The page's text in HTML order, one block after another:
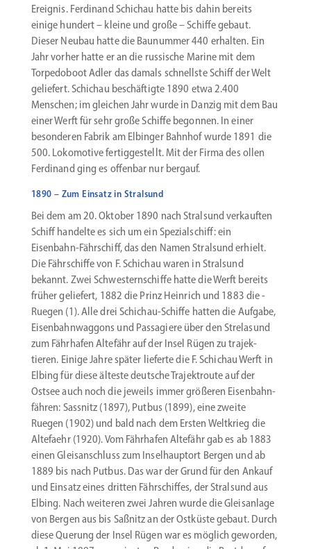
Ereignis. Ferdinand Schichau hatte bis dahin bereits
einige hundert – kleine und große – Schiffe gebaut.
Dieser Neubau hatte die Baunummer 440 erhalten. Ein
Jahr vorher hatte er an die russische Marine mit dem
Torpe­doboot Adler das damals schnellste Schiff der Welt
geliefert. Schichau beschäf­tigte 1890 etwa 2.400
Menschen; im gleichen Jahr wurde in Danzig mit dem Bau
einer Werft für sehr große Schiffe begonnen. In einer
beson­deren Fabrik am Elbinger Bahnhof wurde 1891 die
500. Lokomotive fertig­ge­stellt. Mit der Firma des ollen
Ferdinand ging es offenbar nur bergauf.
1890 – Zum Einsatz in Stralsund
Bei dem am 20. Oktober 1890 nach Stralsund verkauften
Schiff handelte es sich um ein Spezi­al­schiff: ein
Eisenbahn-Fährschiff, das den Namen Stralsund erhielt.
Die Fährschiffe von F. Schichau waren in Stralsund
bekannt. Zwei Schwes­tern­schiffe hatte die Werft bereits
früher geliefert, 1882 die Prinz Heinrich und 1883 die ­
Ruegen (1). Alle drei Schichau-Schiffe hatten die Aufgabe,
Eisen­bahn­waggons und Passa­giere über den Strelasund
zum Fährhafen Altefähr auf der Insel Rügen zu trajek­
tieren. Einige Jahre später lieferte die F. Schichau Werft in
Elbing für diese älteste deutsche Trajekt­route auf der
Ostsee auch noch die jeweils immer größeren Eisen­bahn­
fähren: Sassnitz (1897), Putbus (1899), eine zweite
Ruegen (1902) und bald nach dem Ersten Weltkrieg die
Altefaehr (1920). Vom Fährhafen Altefähr gab es ab 1883
einen Gleis­an­schluss zum Insel­hauptort Bergen und ab
1889 bis nach Putbus. Das war der Grund für den Ankauf
und Einsatz eines dritten Fährschiffes, der Stralsund aus
Elbing. Nach weiteren zwei Jahren wurde die Gleis­anlage
von Bergen aus bis Saßnitz an der Ostküste gebaut. Durch
diese Querung der Insel Rügen war es möglich geworden,